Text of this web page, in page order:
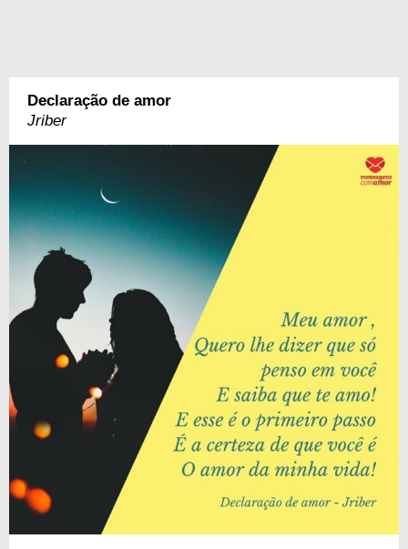
Declaração de amor
Jriber